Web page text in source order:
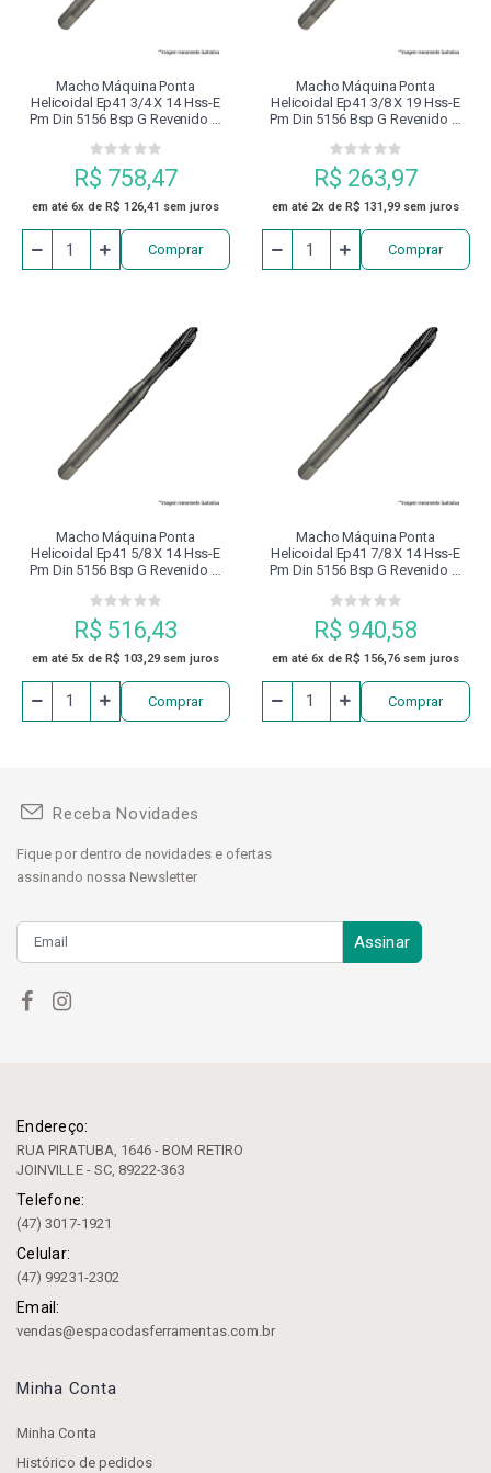
Macho Máquina Ponta
Helicoidal Ep41 3/4 X 14 Hss-E
Pm Din 5156 Bsp G Revenido À
R$ 758,47
em até 6x de R$ 126,41 sem juros
Comprar
Macho Máquina Ponta
Helicoidal Ep41 3/8 X 19 Hss-E
Pm Din 5156 Bsp G Revenido À
R$ 263,97
em até 2x de R$ 131,99 sem juros
Comprar
Macho Máquina Ponta
Helicoidal Ep41 5/8 X 14 Hss-E
Pm Din 5156 Bsp G Revenido À
R$ 516,43
em até 5x de R$ 103,29 sem juros
Comprar
Macho Máquina Ponta
Helicoidal Ep41 7/8 X 14 Hss-E
Pm Din 5156 Bsp G Revenido À
R$ 940,58
em até 6x de R$ 156,76 sem juros
Comprar
Receba Novidades
Fique por dentro de novidades e ofertas
assinando nossa Newsletter
Assinar
Endereço:
RUA PIRATUBA, 1646 - BOM RETIRO
JOINVILLE - SC, 89222-363
Telefone:
(47) 3017-1921
Celular:
(47) 99231-2302
Email:
vendas@espacodasferramentas.com.br
Minha Conta
Minha Conta
Histórico de pedidos